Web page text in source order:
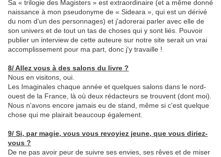
Sa « trilogie des Magisters » est extraordinaire (et a même donné
naissance à mon pseudonyme de « Sideara », qui est un dérivé
du nom d'un des personnages) et j'adorerai parler avec elle de
son univers et de tout un tas de choses qui y sont liés. Pouvoir
publier un interview de cette auteure sur notre site serait un vrai
accomplissement pour ma part, donc j'y travaille !
8/ Allez vous à des salons du livre ?
Nous en visitons, oui.
Les Imaginales chaque année et quelques salons dans le nord-
ouest de la France, là où deux rédacteurs se trouvent (dont moi).
Nous n'avons encore jamais eu de stand, même si c'est quelque
chose qui me plairait beaucoup également.
9/ Si, par magie, vous vous revoyiez jeune, que vous diriez-
vous ?
De ne pas avoir peur de suivre ses envies, ses rêves et de miser